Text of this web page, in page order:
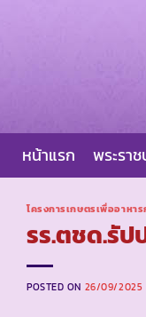
หน้าแรก พระรา
โครงการเกษตรเพื่ออาหา
รร.ตชด.รัป
POSTED ON 26/09/2025